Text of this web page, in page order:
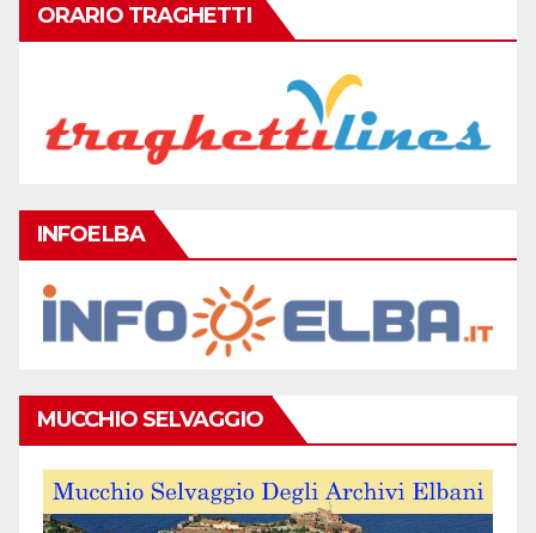
ORARIO TRAGHETTI
INFOELBA
MUCCHIO SELVAGGIO